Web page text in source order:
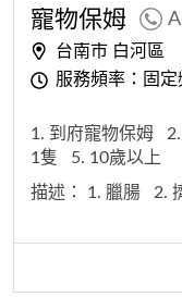
寵物保姆
台南市 白河區
服務頻率：固定
1. 到府寵物保姆
1隻
5. 10歲以上
描述： 1. 臘腸 2.